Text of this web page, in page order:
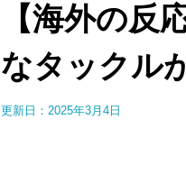
【海外の反
なタックル
更新日： 2025年3月4日